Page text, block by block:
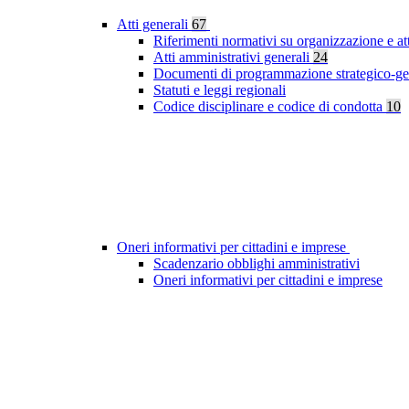
Atti generali 67
Riferimenti normativi su organizzazione e
Atti amministrativi generali 24
Documenti di programmazione strategico-
Statuti e leggi regionali
Codice disciplinare e codice di condotta 10
Oneri informativi per cittadini e imprese
Scadenzario obblighi amministrativi
Oneri informativi per cittadini e imprese